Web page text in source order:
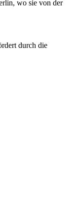
wo sie von der
durch die